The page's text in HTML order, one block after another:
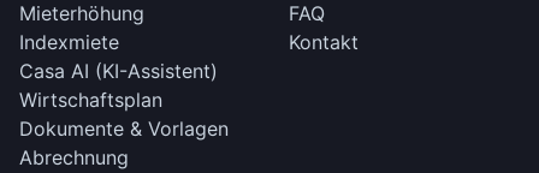
Mieterhöhung
Indexmiete
Casa AI (KI-Assistent)
Wirtschaftsplan
Dokumente & Vorlagen
Abrechnung
FAQ
Kontakt